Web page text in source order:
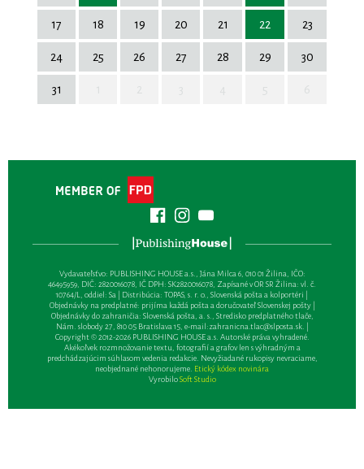
17 18 19 20 21 22 23
24 25 26 27 28 29 30
31
Vydavateľsťvo: PUBLISHING HOUSE a.s., Jána Milca 6, 010 01 Žilina, IČO:
46495959, DIČ: 2820016078, IČ DPH: SK2820016078, Zapísané v OR SR Žilina: vl. č.
10764/L, oddiel: Sa | Distribúcia: TOPAS, s. r. o., Slovenská pošta a kolportéri |
Objednávky na predplatné: prijíma každá pošta a doručovateľ Slovenskej pošty |
Objednávky do zahraničia: Slovenská pošta, a. s., Stredisko predplatného tlače,
Nám. slobody 27, 810 05 Bratislava 15, e-mail:zahranicna.tlac@slposta.sk. |
Copyright © 2012-2026 PUBLISHING HOUSE a.s. Autorské práva vyhradené.
Akékoľvek rozmnožovanie textu, fotografií a grafov len s výhradným a
predchádzajúcim súhlasom vedenia redakcie. Nevyžiadané rukopisy nevraciame,
neobjednané nehonorujeme. Etický kódex novinára
VyrobiloSoft Studio